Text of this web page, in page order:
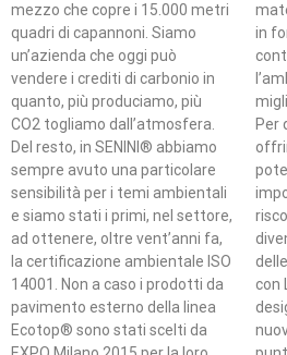
mezzo che copre i 15.000 metri
quadri di capannoni. Siamo
un’azienda che oggi può
vendere i crediti di carbonio in
quanto, più produciamo, più
CO2 togliamo dall’atmosfera.
Del resto, in SENINI® abbiamo
sempre avuto una particolare
sensibilità per i temi ambientali
e siamo stati i primi, nel settore,
ad ottenere, oltre vent’anni fa,
la certificazione ambientale ISO
14001. Non a caso i prodotti da
pavimento esterno della linea
Ecotop® sono stati scelti da
materiali naturali: una tendenza
in forte crescita che
contribuisce a preservare
l’ambiente e ad assicurare una
migliore qualità di vita per tutti.
Per questo ci impegniamo ad
offrire prodotti dalle enormi
potenzialità, con un passato
importante e credibile,
riscoperti, innovati e destinati a
diventare i protagonisti assoluti
delle nuove costruzioni. Ed oggi
con LITHÓRA® e NOAI®, il
design incontra l’etica, per una
nuova era del green building. Il